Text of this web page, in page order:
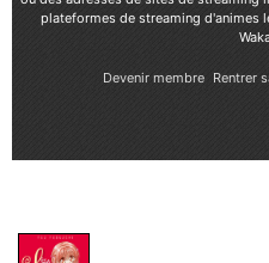
plateformes de streaming d'animes
Devenir membre Rentrer